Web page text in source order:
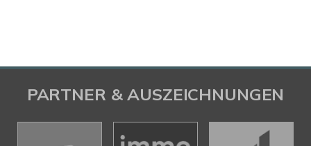
PARTNER & AUSZEICHNUNGEN